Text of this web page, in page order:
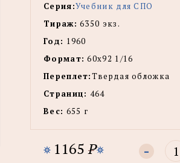
Серия:Учебник для СПО
Тираж: 6350 экз.
Год: 1960
Формат: 60х92 1/16
Переплет:Твердая обложка
Страниц: 464
Вес: 655 г
1165 P -